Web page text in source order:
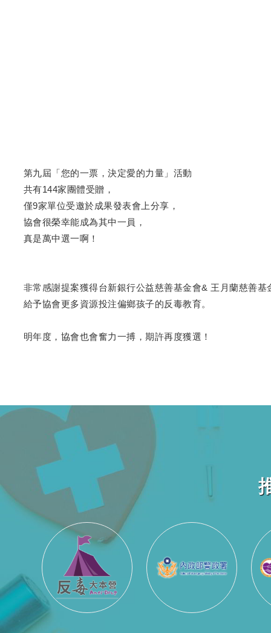
第九屆「您的一票，決定愛的力量」活動
共有144家團體受贈，
僅9家單位受邀於成果發表會上分享，
協會很榮幸能成為其中一員，
真是萬中選一啊！
非常感謝提案獲得台新銀行公益慈善基金會& 王月蘭慈善基
給予協會更多資源投注偏鄉孩子的反毒教育。
明年度，協會也會奮力一搏，期許再度獲選！